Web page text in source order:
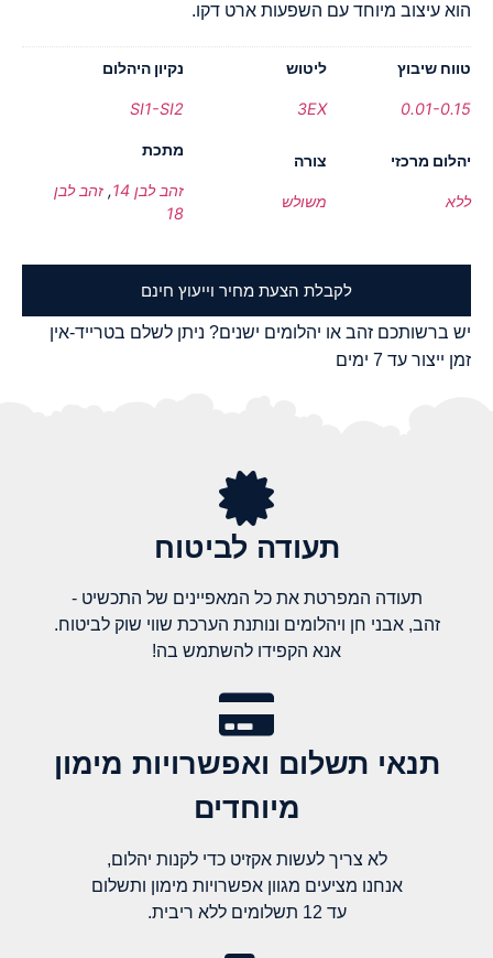
הוא עיצוב מיוחד עם השפעות ארט דקו.
טווח שיבוץ
0.01-0.15
ליטוש
3EX
נקיון היהלום
SI1-SI2
יהלום מרכזי
ללא
צורה
משולש
מתכת
זהב לבן 14 ,זהב לבן
18
לקבלת הצעת מחיר וייעוץ חינם
יש ברשותכם זהב או יהלומים ישנים? ניתן לשלם בטרייד-אין
זמן ייצור עד 7 ימים
תעודה לביטוח
תעודה המפרטת את כל המאפיינים של התכשיט -
זהב, אבני חן ויהלומים ונותנת הערכת שווי שוק לביטוח.
אנא הקפידו להשתמש בה!
תנאי תשלום ואפשרויות מימון
מיוחדים
לא צריך לעשות אקזיט כדי לקנות יהלום,
אנחנו מציעים מגוון אפשרויות מימון ותשלום
עד 12 תשלומים ללא ריבית.